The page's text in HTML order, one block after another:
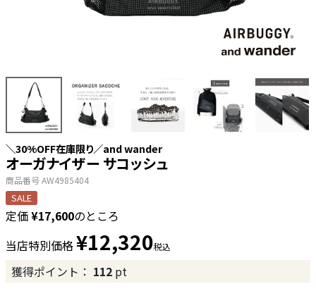
＼30%OFF在庫限り／and wander
オーガナイザー サコッシュ
商品番号AW4985404
SALE
定価¥17,600のところ
当店特別価格¥12,320税込
獲得ポイント： 112 pt